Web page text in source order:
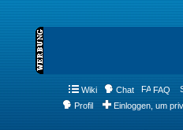
Wiki Chat FAQ
Profil
Einloggen, um